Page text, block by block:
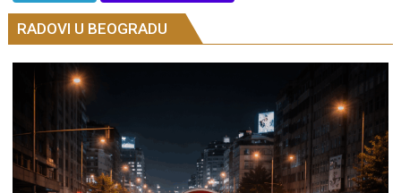
RADOVI U BEOGRADU